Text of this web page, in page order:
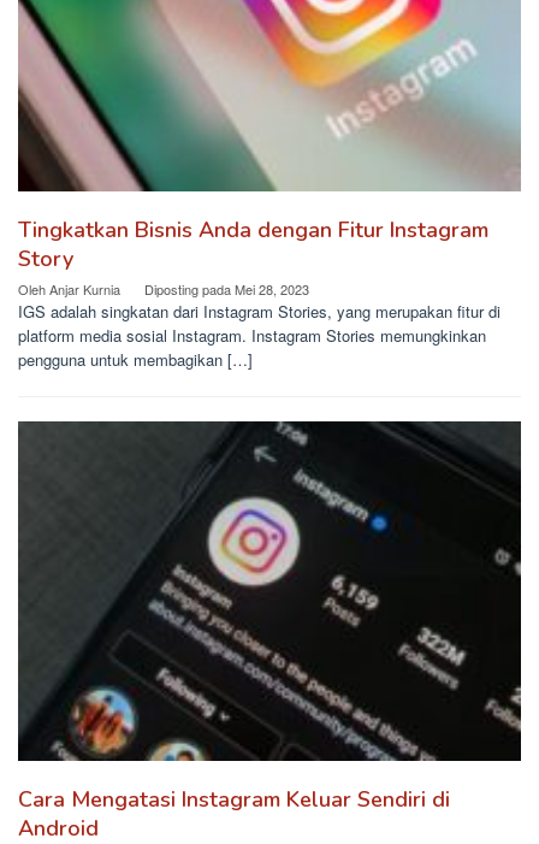
Tingkatkan Bisnis Anda dengan Fitur Instagram
Story
OlehAnjar Kurnia Diposting padaMei 28, 2023
IGS adalah singkatan dari Instagram Stories, yang merupakan fitur di
platform media sosial Instagram. Instagram Stories memungkinkan
pengguna untuk membagikan […]
Cara Mengatasi Instagram Keluar Sendiri di
Android